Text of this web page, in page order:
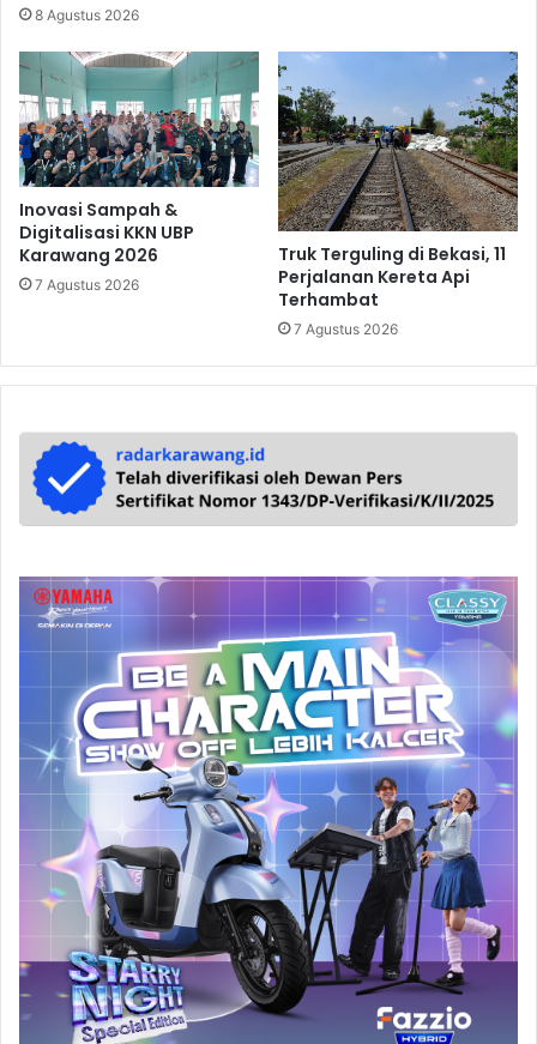
8 Agustus 2026
Inovasi Sampah &
Digitalisasi KKN UBP
Karawang 2026
7 Agustus 2026
Truk Terguling di Bekasi, 11
Perjalanan Kereta Api
Terhambat
7 Agustus 2026